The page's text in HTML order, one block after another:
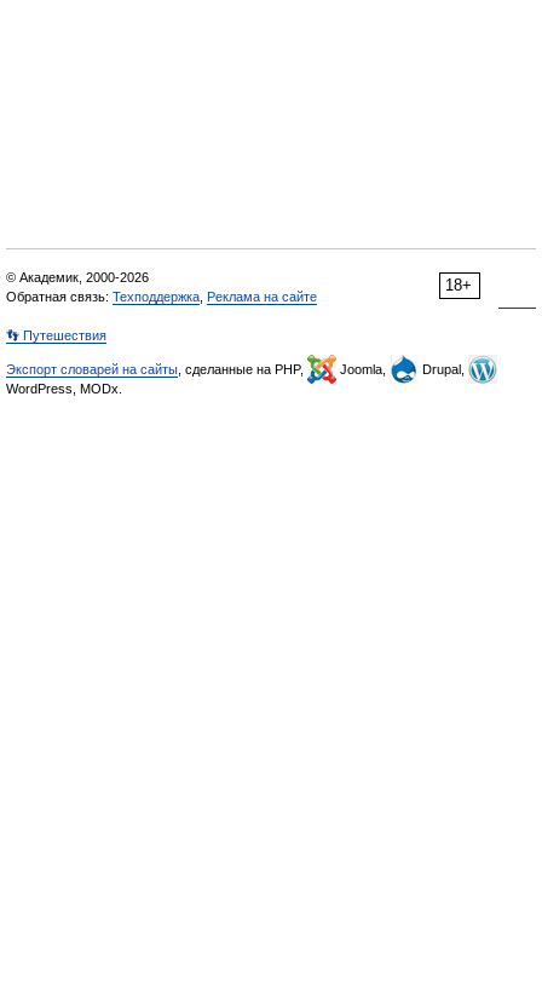
18+
© Академик, 2000-2026
Обратная связь: Техподдержка Реклама на сайте
👣 Путешествия
Экспорт словарей на сайты , сделанные на PHP, Joomla,
Drupal,
WordPress, MODx.